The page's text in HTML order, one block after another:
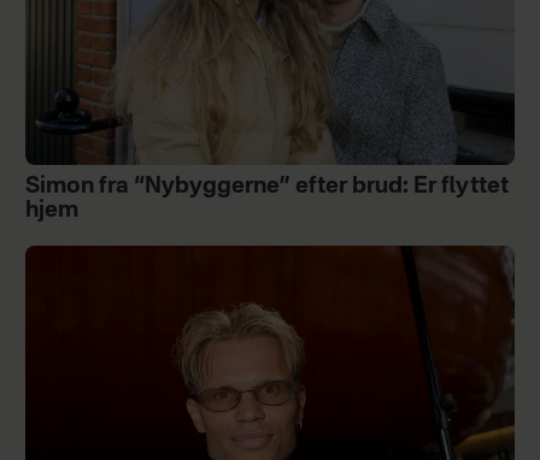
Simon fra “Nybyggerne” efter brud: Er flyttet
hjem